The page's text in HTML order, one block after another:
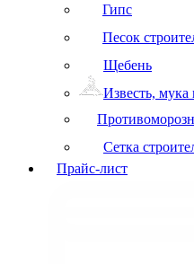
Гипс
Песок
Щебень
Известь, мука
Сетка
Прайс-лист